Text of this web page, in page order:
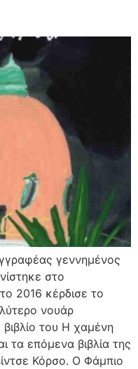
γεννημένος
στο
2016 κέρδισε το
νουάρ
του Η χαμένη
τα επόμενα βιβλία της
Κόρσο. Ο Φάμπιο